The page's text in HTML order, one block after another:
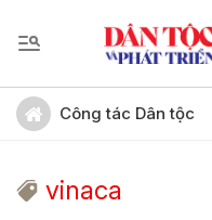
Công tác Dân tộc
vinaca